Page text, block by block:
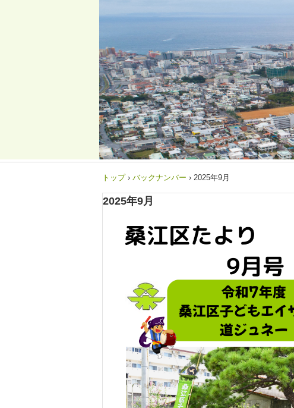
トップ › バックナンバー › 2025年9月
2025年9月